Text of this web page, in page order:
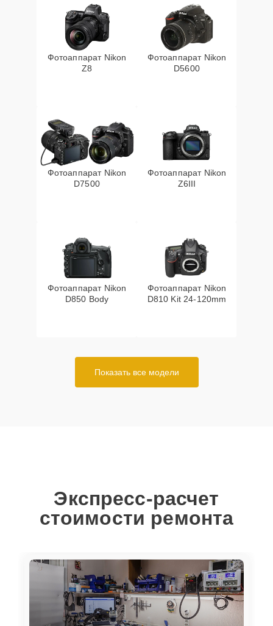
Фотоаппарат Nikon
Z8
Фотоаппарат Nikon
D5600
Фотоаппарат Nikon
D7500
Фотоаппарат Nikon
Z6III
Фотоаппарат Nikon
D850 Body
Фотоаппарат Nikon
D810 Kit 24-120mm
Показать все модели
Экспресс-расчет
стоимости ремонта